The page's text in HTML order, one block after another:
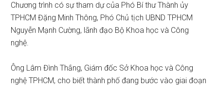
Chương trình có sự tham dự của Phó Bí thư Thành ủy
TPHCM Đặng Minh Thông, Phó Chủ tịch UBND TPHCM
Nguyễn Mạnh Cường, lãnh đạo Bộ Khoa học và Công
nghệ.
Ông Lâm Đình Thắng, Giám đốc Sở Khoa học và Công
nghệ TPHCM, cho biết thành phố đang bước vào giai đoạn